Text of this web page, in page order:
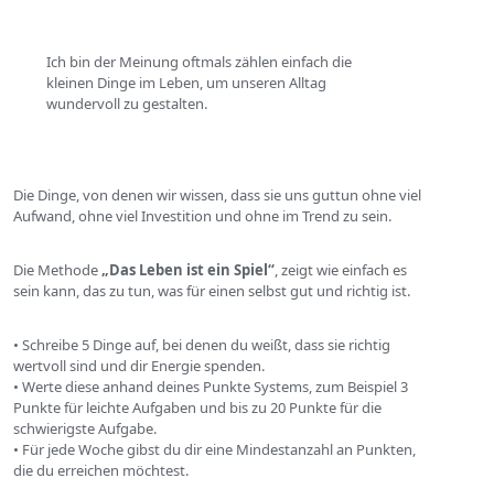
Ich bin der Meinung oftmals zählen einfach die
kleinen Dinge im Leben, um unseren Alltag
wundervoll zu gestalten.
Die Dinge, von denen wir wissen, dass sie uns guttun ohne viel
Aufwand, ohne viel Investition und ohne im Trend zu sein.
Die Methode„Das Leben ist ein Spiel“, zeigt wie einfach es
sein kann, das zu tun, was für einen selbst gut und richtig ist.
• Schreibe 5 Dinge auf, bei denen du weißt, dass sie richtig
wertvoll sind und dir Energie spenden.
• Werte diese anhand deines Punkte Systems, zum Beispiel 3
Punkte für leichte Aufgaben und bis zu 20 Punkte für die
schwierigste Aufgabe.
• Für jede Woche gibst du dir eine Mindestanzahl an Punkten,
die du erreichen möchtest.